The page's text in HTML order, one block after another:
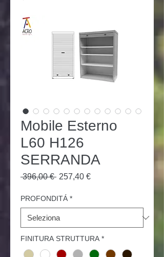
Mobile Esterno
L60 H126
SERRANDA
396,00 € Prezzo
257,40 €Prezzo
PROFONDITÁ *
FINITURA STRUTTURA *